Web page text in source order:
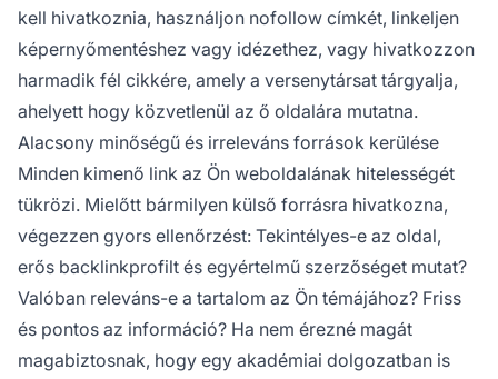
kell hivatkoznia, használjon nofollow címkét, linkeljen
képernyőmentéshez vagy idézethez, vagy hivatkozzon
harmadik fél cikkére, amely a versenytársat tárgyalja,
ahelyett hogy közvetlenül az ő oldalára mutatna.
Alacsony minőségű és irreleváns források kerülése
Minden kimenő link az Ön weboldalának hitelességét
tükrözi. Mielőtt bármilyen külső forrásra hivatkozna,
végezzen gyors ellenőrzést: Tekintélyes-e az oldal,
erős backlinkprofilt és egyértelmű szerzőséget mutat?
Valóban releváns-e a tartalom az Ön témájához? Friss
és pontos az információ? Ha nem érezné magát
magabiztosnak, hogy egy akadémiai dolgozatban is